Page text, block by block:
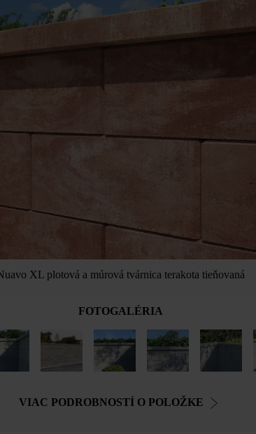
XL plotová a múrová tvárnica terakota tieňovaná
FOTOGALÉRIA
VIAC PODROBNOSTÍ O POLOŽKE